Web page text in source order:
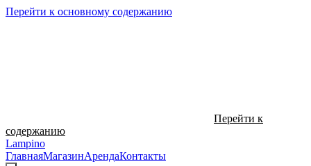
Перейти к основному содержанию
Перейти к
содержанию
Lampino
ГлавнаяМагазинАрендаКонтакты